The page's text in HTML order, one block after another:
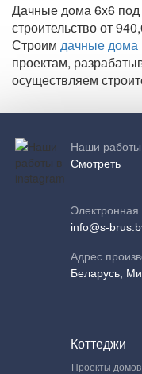
Дачные дома 6x6
строительство от
Строим дачные дома
проектам,
осуществляем
Наши работы
Смотреть
Электронная
info@s-
Адрес
Беларусь,
Коттеджи
Проекты домов